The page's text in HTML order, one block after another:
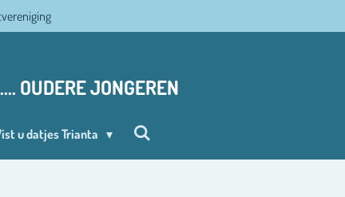
OUDERE JONGEREN
u datjes Trianta